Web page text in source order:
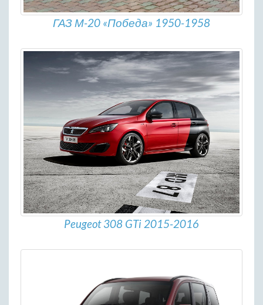
ГАЗ М-20 «Победа» 1950-1958
Peugeot 308 GTi 2015-2016